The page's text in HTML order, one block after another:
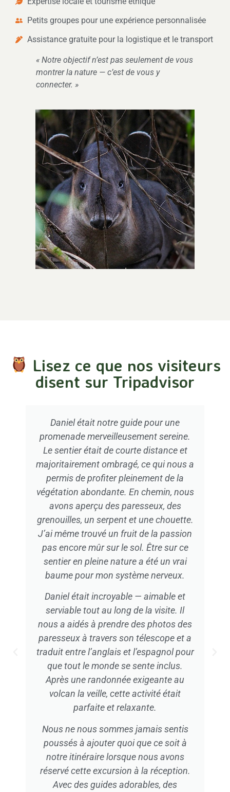
Petits groupes pour une expérience personnalisée
Assistance gratuite pour la logistique et le transport
« Notre objectif n’est pas seulement de vous
montrer la nature — c’est de vous y
connecter. »
Lisez ce que nos visiteurs
disent sur Tripadvisor
Totalement recommandé, cela vaut
vraiment la peine de payer un peu plus
pour partir en petit groupe. Dans notre
cas, c’était juste mon/ma partenaire et
moi (ils n’ont ni annulé le tour ni ajouté
d’autres personnes). Très
professionnel.
L’accompagnement d’Alan Guevara a
été une véritable expérience, tant pour
ses connaissances que pour son
engagement et son sens de la
protection. Son expérience se ressent
— dès le matin du premier jour, nous
avions déjà vu presque tous les
animaux possibles. Un vrai plaisir !!!
Roberto H. via Tripadvisor · 11 avril 2024
Professionnel, dévoué et communicatif